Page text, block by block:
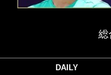
総
DAILY